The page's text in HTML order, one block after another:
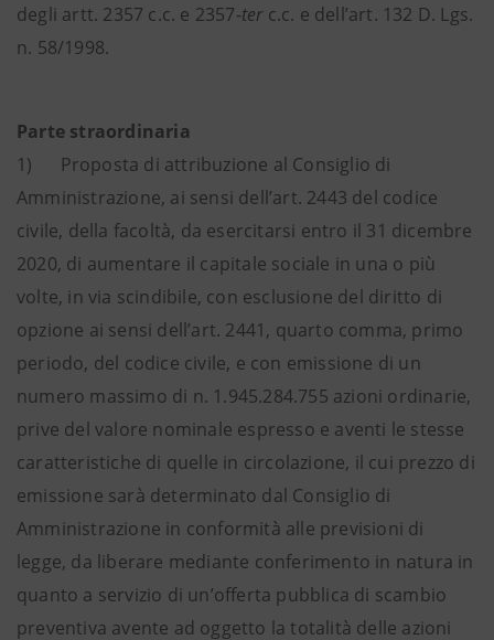
degli artt. 2357 c.c. e 2357-terc.c. e dell’art. 132 D. Lgs.
n. 58/1998.
Parte straordinaria
1) Proposta di attribuzione al Consiglio di
Amministrazione, ai sensi dell’art. 2443 del codice
civile, della facoltà, da esercitarsi entro il 31 dicembre
2020, di aumentare il capitale sociale in una o più
volte, in via scindibile, con esclusione del diritto di
opzione ai sensi dell’art. 2441, quarto comma, primo
periodo, del codice civile, e con emissione di un
numero massimo di n. 1.945.284.755 azioni ordinarie,
prive del valore nominale espresso e aventi le stesse
caratteristiche di quelle in circolazione, il cui prezzo di
emissione sarà determinato dal Consiglio di
Amministrazione in conformità alle previsioni di
legge, da liberare mediante conferimento in natura in
quanto a servizio di un’offerta pubblica di scambio
preventiva avente ad oggetto la totalità delle azioni